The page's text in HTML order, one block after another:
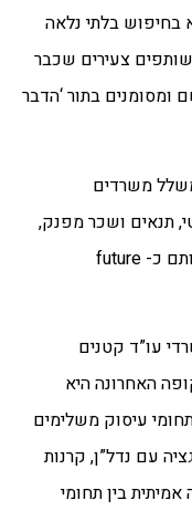
בחיפוש בלתי נלאה
צעירים שכבר
בתור ‘הדבר
משרדים
תנאים ושכר מפנק,
קבלת צוות רחב ועוד – במטרה ‘לגדל’ אותם כ- future
עו”ד קטנים
האחרונה היא
עיסוק משלימים
עם נדל”ן, קרנות
בין תחומי